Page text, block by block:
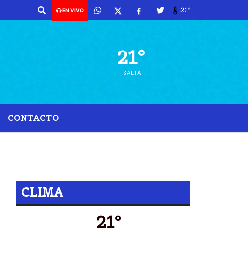
EN VIVO 21º
21º
SALTA
CONTACTO
CLIMA
21º